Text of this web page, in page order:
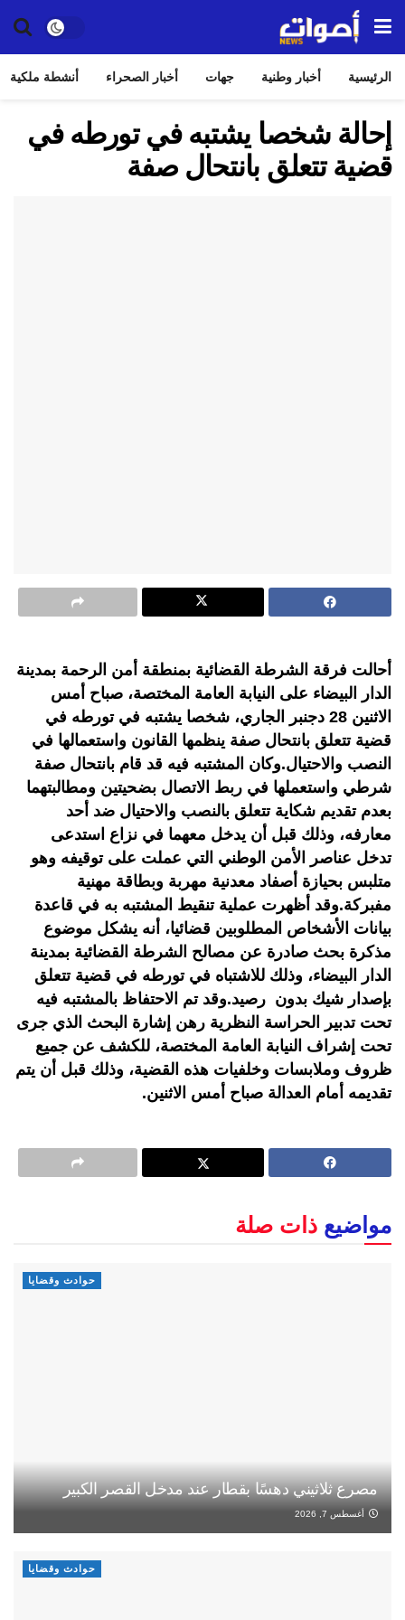
الرئيسية أخبار وطنية جهات أخبار الصحراء أنشطة ملكية
إحالة شخصا يشتبه في تورطه في
قضية تتعلق بانتحال صفة
أحالت فرقة الشرطة القضائية بمنطقة أمن الرحمة بمدينة
الدار البيضاء على النيابة العامة المختصة، صباح أمس
الاثنين 28 دجنبر الجاري، شخصا يشتبه في تورطه في
قضية تتعلق بانتحال صفة ينظمها القانون واستعمالها في
النصب والاحتيال.وكان المشتبه فيه قد قام بانتحال صفة
شرطي واستعملها في ربط الاتصال بضحيتين ومطالبتهما
بعدم تقديم شكاية تتعلق بالنصب والاحتيال ضد أحد
معارفه، وذلك قبل أن يدخل معهما في نزاع استدعى
تدخل عناصر الأمن الوطني التي عملت على توقيفه وهو
متلبس بحيازة أصفاد معدنية مهربة وبطاقة مهنية
مفبركة.وقد أظهرت عملية تنقيط المشتبه به في قاعدة
بيانات الأشخاص المطلوبين قضائيا، أنه يشكل موضوع
مذكرة بحث صادرة عن مصالح الشرطة القضائية بمدينة
الدار البيضاء، وذلك للاشتباه في تورطه في قضية تتعلق
بإصدار شيك بدون رصيد.وقد تم الاحتفاظ بالمشتبه فيه
تحت تدبير الحراسة النظرية رهن إشارة البحث الذي جرى
تحت إشراف النيابة العامة المختصة، للكشف عن جميع
ظروف وملابسات وخلفيات هذه القضية، وذلك قبل أن يتم
تقديمه أمام العدالة صباح أمس الاثنين.
مواضيع ذات صلة
حوادث وقضايا
مصرع ثلاثيني دهسًا بقطار عند مدخل القصر الكبير
أغسطس 7, 2026
حوادث وقضايا